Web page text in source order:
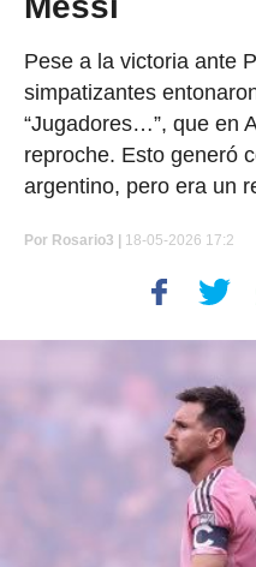
Pese a la victoria ante
simpatizantes
“Jugadores…”, que en
reproche. Esto generó
argentino, pero era un
Por Rosario3 | 18-05-2026 17:2